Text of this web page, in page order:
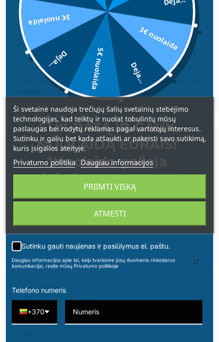
Vertinimas
INDRĖ
2026-05-17
LAUKIU KADA ATSIRAS PREKYBOJE
Daug gerų kvepalų namuose, šie patys
mylimiausi. Stiprus, bet neįkyrus, šiltas ir jaukus
Vertinimas
ŽIVILĖ
2022-01-19
KVAPAS NUOSTABUS
aprašymu ir neprašoviau, tačiau purkštuko
mechanizmas prastai veikia ir labai sunkiai arba
visai nepurškia kvepalų.
Vertinimas
LINA D
2021-07-01
Ši svetainė naudoja trečiųjų šalių svetainių stebėjimo
technologijas, kad teiktų ir nuolat tobulintų mūsų
paslaugas bei rodytų reklamas pagal vartotojų interesus.
Sutinku ir galiu bet kada atšaukti ar pakeisti savo sutikimą,
kuris įsigalios ateityje.
Privatumo politika Daugiau informacijos
ATMESTI
PRIIMTI VISKĄ
3€ nuolaida
Deja...
5€ nuolaida
Deja...
3€ nuolaida
SUK RATĄ IR GAUK
NUOLAIDĄ EURAIS!
*Nuolaida galioja
apsipirkimams nuo 49 € !
Sutinku gauti naujienas ir pasiūlymus el. paštu.
Daugiau informacijos apie tai, kaip tvarkome jūsų duomenis rinkodaros
komunikacijai, rasite mūsų Privatumo politikoje
Telefono numeris
+370